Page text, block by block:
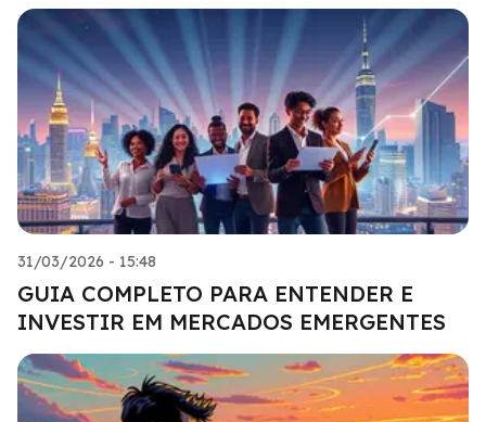
31/03/2026 - 15:48
GUIA COMPLETO PARA ENTENDER E
INVESTIR EM MERCADOS EMERGENTES